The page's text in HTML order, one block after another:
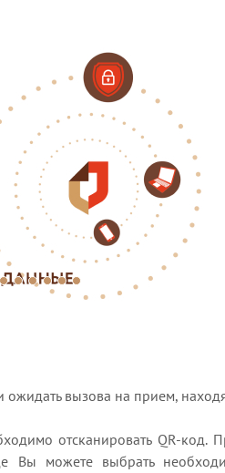
ожидать вызова на прием,
отсканировать QR-код.
Вы можете выбрать